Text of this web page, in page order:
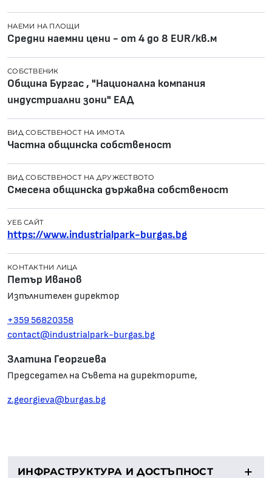
НАЕМИ НА ПЛОЩИ
Средни наемни цени - от 4 до 8 EUR/кв.м
СОБСТВЕНИК
Община Бургас , "Национална компания
индустриални зони" ЕАД
ВИД СОБСТВЕНОСТ НА ИМОТА
Частна общинска собственост
ВИД СОБСТВЕНОСТ НА ДРУЖЕСТВОТО
Смесена общинска държавна собственост
УЕБ САЙТ
https://www.industrialpark-burgas.bg
КОНТАКТНИ ЛИЦА
Петър Иванов
Изпълнителен директор
+359 56820358
contact@industrialpark-burgas.bg
Златина Георгиева
Председател на Съвета на директорите,
z.georgieva@burgas.bg
ИНФРАСТРУКТУРА И ДОСТЪПНОСТ